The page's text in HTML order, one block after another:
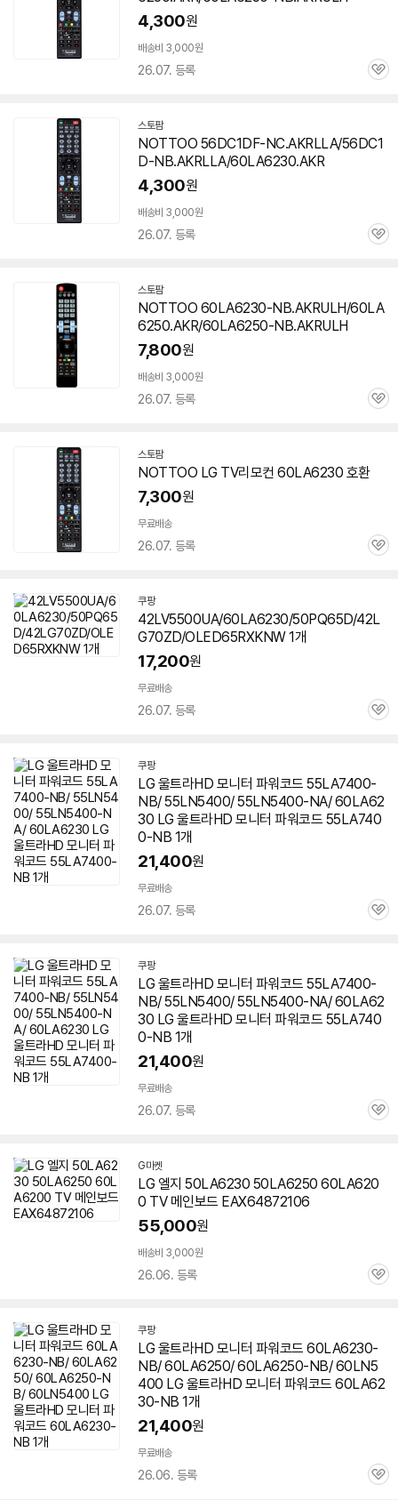
이
4,300원
배송비 3,000원
26.07. 등록
관
스토팜네
버
이
NOTTOO 56DC1DF-NC.AKRLLA/56DC1
D-NB.AKRLLA/60LA6230.AKR
4,300원
배송비 3,000원
26.07. 등록
관
스토팜네
버
이
NOTTOO 60LA6230-NB.AKRULH/60LA
6250.AKR/60LA6250-NB.AKRULH
7,800원
배송비 3,000원
26.07. 등록
관
스토팜네
버
페
이
NOTTOO LG TV리모컨 60LA6230 호환
7,300원
무료배송
26.07. 등록
관
쿠팡
42LV5500UA/60LA6230/50PQ65D/42L
G70ZD/OLED65RXKNW 1개
17,200원
무료배송
26.07. 등록
관
쿠팡
LG 울트라HD 모니터 파워코드 55LA7400-
NB/ 55LN5400/ 55LN5400-NA/60LA62
30 LG 울트라HD 모니터 파워코드 55LA740
0-NB 1개
21,400원
무료배송
26.07. 등록
관
쿠팡
LG 울트라HD 모니터 파워코드 55LA7400-
NB/ 55LN5400/ 55LN5400-NA/60LA62
30 LG 울트라HD 모니터 파워코드 55LA740
0-NB 1개
21,400원
무료배송
26.07. 등록
관
G마켓
LG 엘지 50LA6230 50LA6250 60LA620
0 TV 메인보드 EAX64872106
55,000원
배송비 3,000원
26.06. 등록
관
쿠팡
LG 울트라HD 모니터 파워코드 60LA6230-
NB/ 60LA6250/ 60LA6250-NB/ 60LN5
400 LG 울트라HD 모니터 파워코드 60LA62
30-NB 1개
21,400원
무료배송
26.06. 등록
관